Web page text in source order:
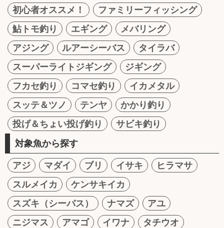
初心者オススメ！
ファミリーフィッシング
鮎トモ釣り
エギング
メバリング
アジング
ルアーシーバス
タイラバ
スーパーライトジギング
ジギング
フカセ釣り
コマセ釣り
イカメタル
スッテ＆ツノ
テンヤ
かかり釣り
投げ＆ちょい投げ釣り
サビキ釣り
対象魚から探す
アジ マダイ ブリ イサキ
ヒラマサ
スルメイカ
ケンサキイカ
スズキ（シーバス）
ナマズ
アユ
ニジマス
アマゴ イワナ
タチウオ